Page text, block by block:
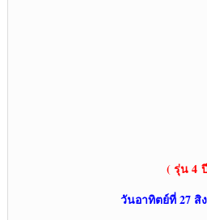
( รุ่น 4
วันอาทิตย์ที่ 27 สิ